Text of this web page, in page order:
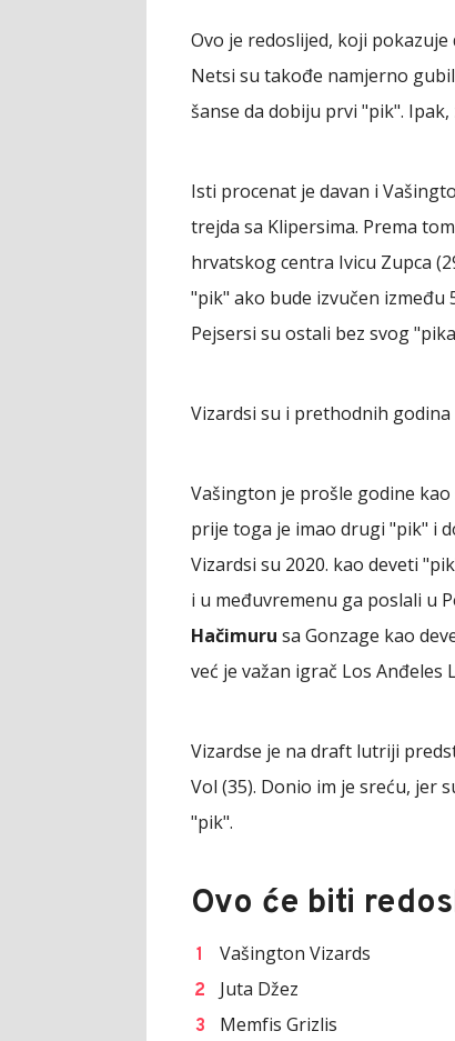
Ovo je redoslijed, koji
Netsi su takođe namjerno
šanse da dobiju prvi "pik".
Isti procenat je davan i
trejda sa Klipersima. Prema
hrvatskog centra Ivicu Zupca
"pik" ako bude izvučen između
Pejsersi su ostali bez svog
Vizardsi su i prethodnih
Vašington je prošle godine
prije toga je imao drugi "pik" i
Vizardsi su 2020. kao deveti
i u međuvremenu ga poslali u
Hačimuru sa Gonzage kao
već je važan igrač Los Anđeles
Vizardse je na draft lutriji
Vol (35). Donio im je sreću, jer
"pik".
Ovo će biti
Vašington Vizards
Juta Džez
Memfis Grizlis